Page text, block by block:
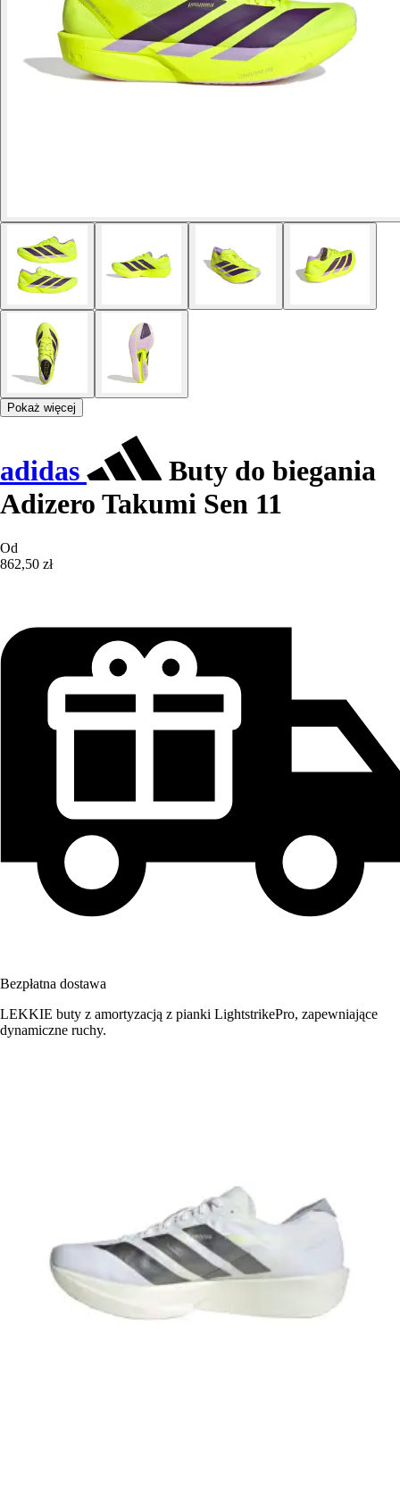
Pokaż więcej
adidas
Buty do biegania
Adizero Takumi Sen 11
Od
862,50 zł
Bezpłatna dostawa
LEKKIE buty z amortyzacją z pianki LightstrikePro, zapewniające
dynamiczne ruchy.